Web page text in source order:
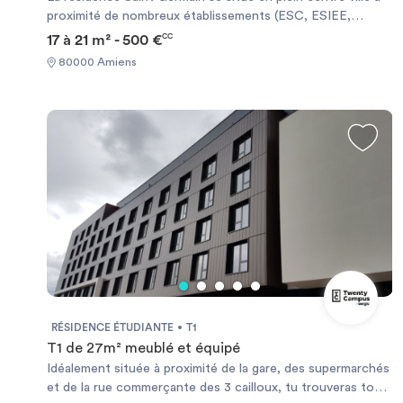
proximité de nombreux établissements (ESC, ESIEE,
ESAD, IDRAC, facultés...), à quelques pas de la Cathédrale
et proche du centre commercial les Halles du Beffroi. La
résidence Saint Germain vous accueille dans des
en T1 de 25 à 40 m². Cette résidence vous offrira un
maximum de confort.
17 à 21 m² - 500 €CC
80000 Amiens
RÉSIDENCE ÉTUDIANTE T1
T1 de 27m² meublé et équipé
Idéalement située à proximité de la gare, des supermarchés
et de la rue commerçante des 3 cailloux, tu trouveras tout